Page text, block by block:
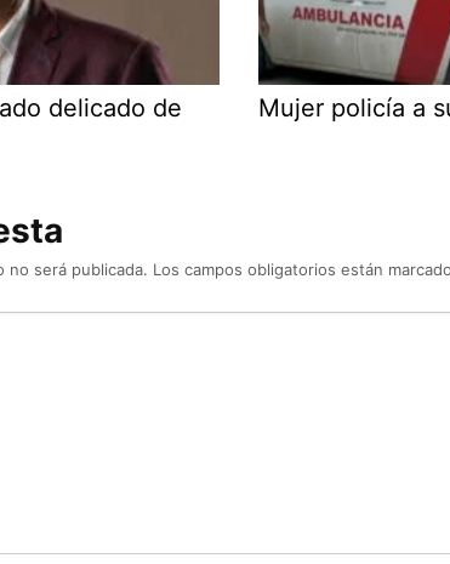
delicado de
Mujer policía a
no será publicada. Los campos obligatorios están